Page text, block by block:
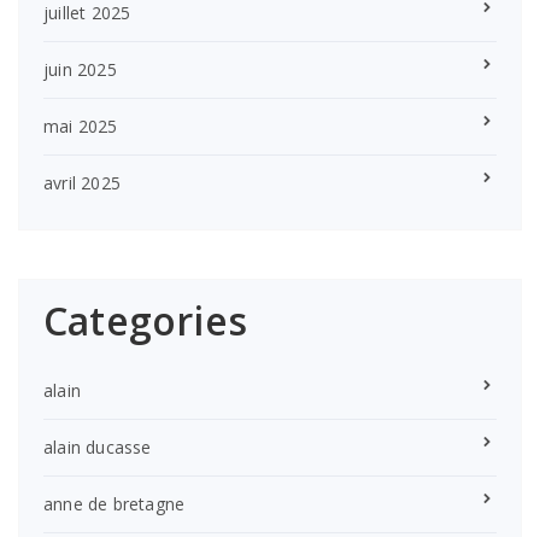
juillet 2025
juin 2025
mai 2025
avril 2025
Categories
alain
alain ducasse
anne de bretagne